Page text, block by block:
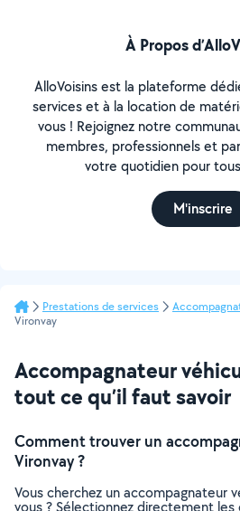
À Propos
AlloVoisins est la plateforme
services et à la location de
vous ! Rejoignez notre
membres, professionnels et
votre quotidien pour
M'inscrire
Prestations de services
Vironvay
Accompagnateur
tout ce qu’il faut savoir
Comment trouver un
Vironvay ?
Vous cherchez un accompagnateur
vous ? Sélectionnez directement